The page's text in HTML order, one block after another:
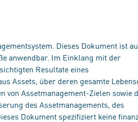
Dieses Dokument ist
anwendbar. Im Einklang mit der
Resultate eines
Assets, über deren gesamte
von Assetmanagement-Zielen sowie
des Assetmanagements, des
Dokument spezifiziert keine